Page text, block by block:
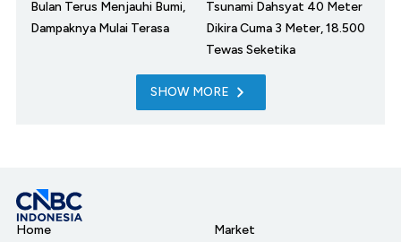
Bulan Terus Menjauhi Bumi,
Dampaknya Mulai Terasa
Tsunami Dahsyat 40 Meter
Dikira Cuma 3 Meter, 18.500
Tewas Seketika
SHOW MORE
Home
Market